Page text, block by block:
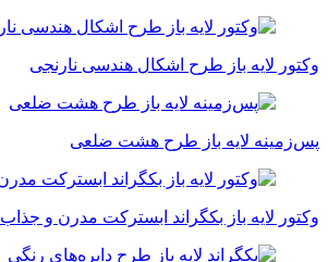
وکتور لایه باز طرح اشکال هندسی نارنجی
پس‌زمینه لایه باز طرح هشت ضلعی
وکتور لایه باز بکگراند ابسترکت مدرن و جذاب